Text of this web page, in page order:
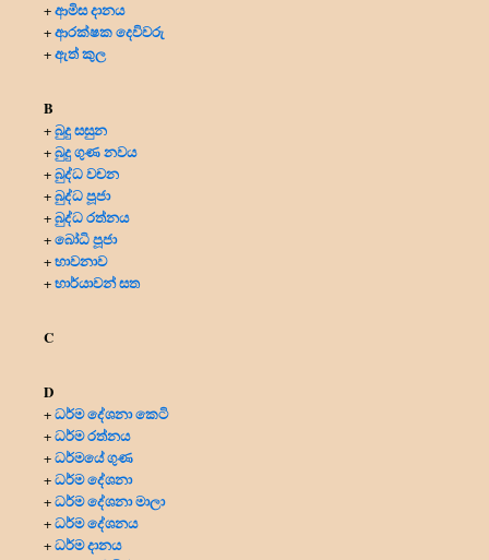
+ආමිස දානය
+ආරක්ෂක දෙවිවරු
+ඇත් කුල
B
+බුදු සසුන
+බුදු ගුණ නවය
+බුද්ධ වචන
+බුද්ධ පූජා
+බුද්ධ රත්නය
+බෝධි පූජා
+භාවනාව
+භාර්යාවන් සත
C
D
+ධර්ම දේශනා කෙටි
+ධර්ම රත්නය
+ධර්මයේ ගුණ
+ධර්ම දේශනා
+ධර්ම දේශනා මාලා
+ධර්ම දේශනය
+ධර්ම දානය